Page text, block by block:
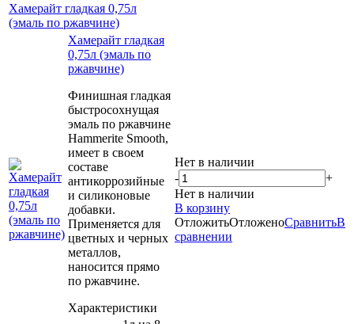
Хамерайт гладкая 0,75л
(эмаль по ржавчине)
Хамерайт гладкая
0,75л (эмаль по
ржавчине)
Финишная гладкая
быстросохнущая
эмаль по ржавчине
Hammerite Smooth,
имеет в своем
составе
антикоррозийные
и силиконовые
добавки.
Применяется для
цветных и черных
металлов,
наносится прямо
по ржавчине.
Характеристики
Нет в наличии
-
+
Нет в наличии
В корзину
ОтложитьОтложеноСравнитьВ
сравнении